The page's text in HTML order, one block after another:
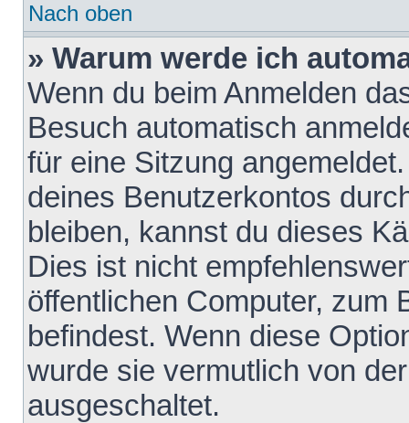
Nach oben
» Warum werde ich
Wenn du beim Anmelden
Besuch automatisch
für eine Sitzung
deines Benutzerkontos
bleiben, kannst du dieses
Dies ist nicht
öffentlichen Computer, zum
befindest. Wenn diese
wurde sie vermutlich von
ausgeschaltet.